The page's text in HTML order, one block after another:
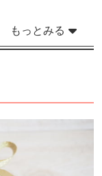
もっとみる